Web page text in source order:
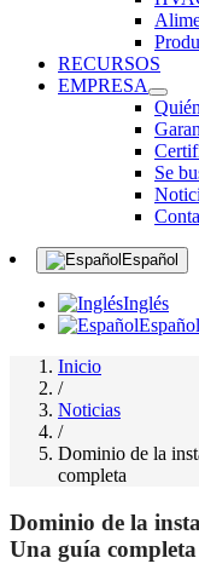
RECURSOS
EMPRESA
Se
Español
Inglés
Español
Inicio
/
Noticias
/
Dominio de la
completa
Dominio de la
Una guía completa